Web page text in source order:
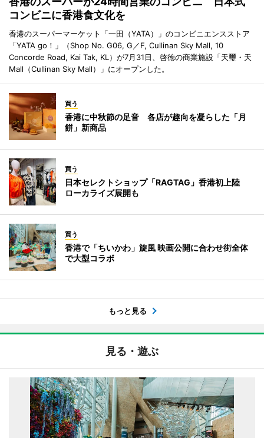
コンビニに香港食文化を
香港のスーパーマーケット「一田（YATA）」のコンビニエンスストア
「YATA go！」（Shop No. G06, G／F, Cullinan Sky Mall, 10
Concorde Road, Kai Tak, KL）が7月31日、啓徳の商業施設「天璽・天
Mall（Cullinan Sky Mall）」にオープンした。
買う
香港に中秋節の足音 各店が趣向を凝らした「月
餅」新商品
買う
日本セレクトショップ「RAGTAG」香港初上陸
ローカライズ展開も
買う
香港で「ちいかわ」旋風 映画公開に合わせ街全体
で大型コラボ
もっと見る
見る・遊ぶ